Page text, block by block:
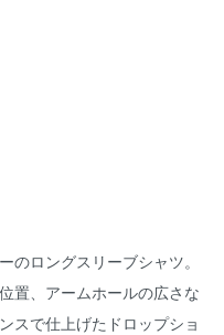
のロングスリーブシャツ。
置、アームホールの広さな
スで仕上げたドロップショ